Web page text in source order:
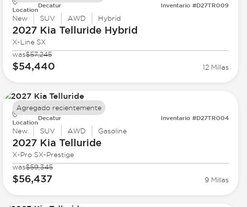
Location
Decatur Inventario #D27TR009
New SUV AWD Hybrid
2027 Kia Telluride Hybrid
X-Line SX
was$57,245
$54,440 12 Millas
Location
Decatur Inventario #D27TR004
New SUV AWD Gasoline
2027 Kia Telluride
X-Pro SX-Prestige
was$59,345
$56,437 9 Millas
Agregado recientemente